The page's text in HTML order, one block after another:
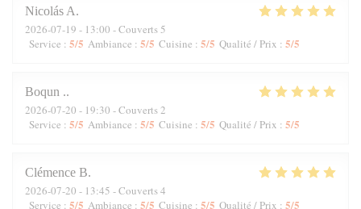
Nicolás A
2026-07-19 - 13:00 - Couverts 5
Service : 5/5 Ambiance : 5/5 Cuisine : 5/5 Qualité / Prix : 5/5
Boqun .
2026-07-20 - 19:30 - Couverts 2
Service : 5/5 Ambiance : 5/5 Cuisine : 5/5 Qualité / Prix : 5/5
Clémence B
2026-07-20 - 13:45 - Couverts 4
Service : 5/5 Ambiance : 5/5 Cuisine : 5/5 Qualité / Prix : 5/5